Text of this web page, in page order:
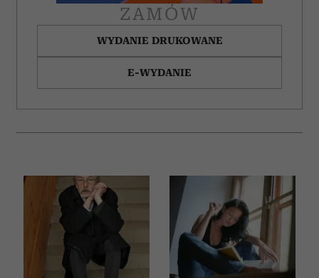
ZAMÓW
WYDANIE DRUKOWANE
E-WYDANIE